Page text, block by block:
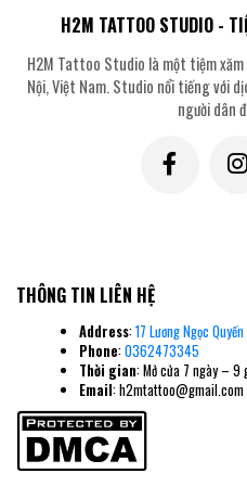
cơ tổn thương răng, nướu và cơ mặt
Lưu ý quan trọng: Khách hàng đến
cần sẵn sàng chấp nhận rằng giải
nhân - mới là yếu tố quyết định vị trí
H2M TATTOO STUDIO -
H2M Tattoo Studio là một tiệm
Nội, Việt Nam. Studio nổi tiếng với
người dân
THÔNG TIN LIÊN HỆ
Address: 17 Lương Ngọc
Phone: 0362473345
Thời gian: Mở cửa 7 ngày – 9
Email: h2mtattoo@gmail.com